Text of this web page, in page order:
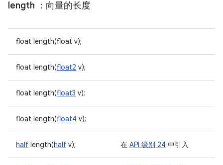
length ：向量的长度
float length(float v);
float length(float2 v);
float length(float3 v);
float length(float4 v);
half length(half v); 在 API 级别 24 中引入